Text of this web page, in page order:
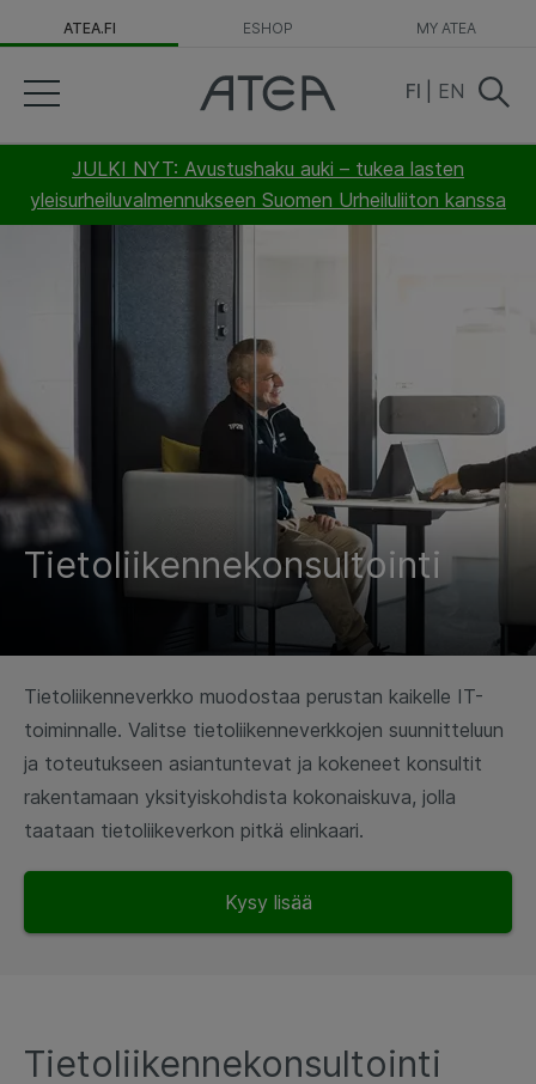
ATEA.FI ESHOP MY ATEA
JULKI NYT: Avustushaku auki – tukea lasten
yleisurheiluvalmennukseen Suomen Urheiluliiton kanssa
FI EN
Tietoliikennekonsultointi
Tietoliikenneverkko muodostaa perustan kaikelle IT-
toiminnalle. Valitse tietoliikenneverkkojen suunnitteluun
ja toteutukseen asiantuntevat ja kokeneet konsultit
rakentamaan yksityiskohdista kokonaiskuva, jolla
taataan tietoliikeverkon pitkä elinkaari.
Kysy lisää
Tietoliikennekonsultointi